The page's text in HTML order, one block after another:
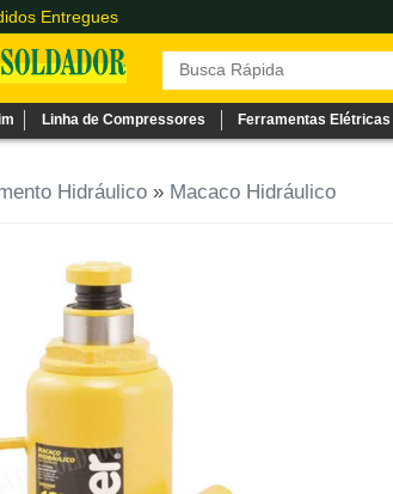
Entregues
Linha de Compressores Ferramentas Elétricas
Hidráulico » Macaco Hidráulico